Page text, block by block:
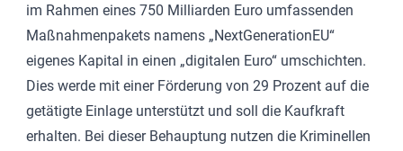
im Rahmen eines 750 Milliarden Euro umfassenden
Maßnahmenpakets namens „NextGenerationEU“
eigenes Kapital in einen „digitalen Euro“ umschichten.
Dies werde mit einer Förderung von 29 Prozent auf die
getätigte Einlage unterstützt und soll die Kaufkraft
erhalten. Bei dieser Behauptung nutzen die Kriminellen